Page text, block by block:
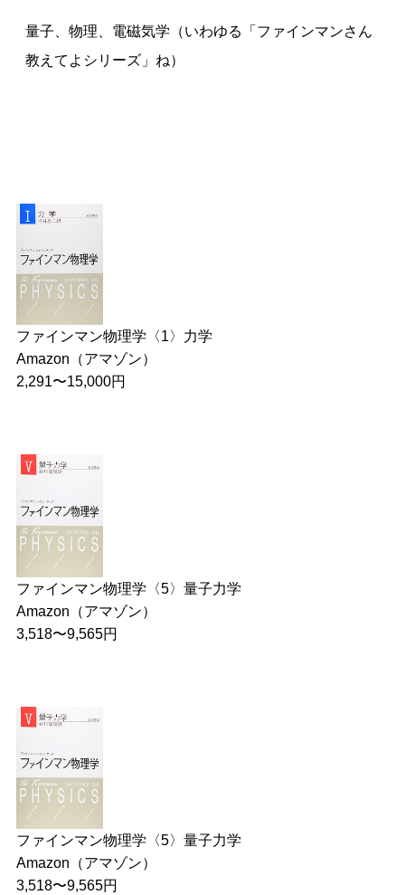
量子、物理、電磁気学（いわゆる「ファインマンさん
教えてよシリーズ」ね）
ファインマン物理学〈1〉力学
Amazon（アマゾン）
2,291〜15,000円
ファインマン物理学〈5〉量子力学
Amazon（アマゾン）
3,518〜9,565円
ファインマン物理学〈5〉量子力学
Amazon（アマゾン）
3,518〜9,565円